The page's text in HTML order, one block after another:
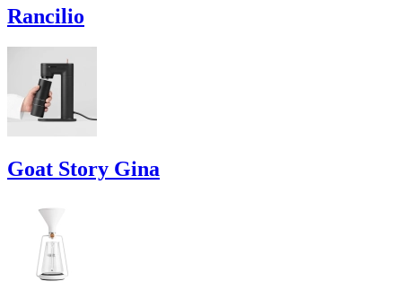
Rancilio
Goat Story Gina